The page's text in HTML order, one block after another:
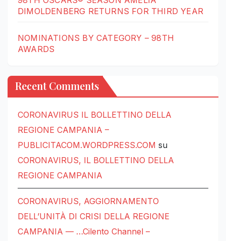
DIMOLDENBERG RETURNS FOR THIRD YEAR
NOMINATIONS BY CATEGORY – 98TH
AWARDS
Recent Comments
CORONAVIRUS IL BOLLETTINO DELLA
REGIONE CAMPANIA –
PUBLICITACOM.WORDPRESS.COM su
CORONAVIRUS, IL BOLLETTINO DELLA
REGIONE CAMPANIA
CORONAVIRUS, AGGIORNAMENTO
DELL’UNITÀ DI CRISI DELLA REGIONE
CAMPANIA — …Cilento Channel –